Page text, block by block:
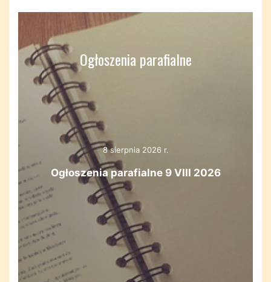
Ogłoszenia parafialne
8 sierpnia 2026 r.
Ogłoszenia parafialne 9 VIII 2026